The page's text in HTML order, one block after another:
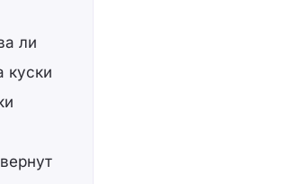
ли
куски